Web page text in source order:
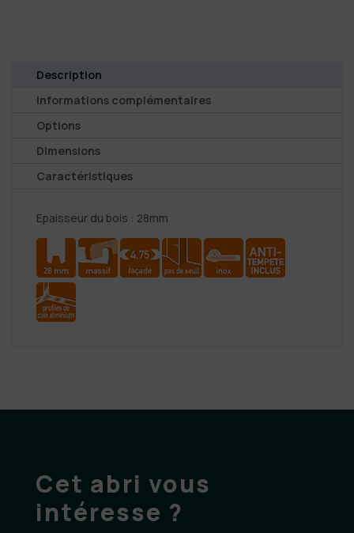
Description
Informations complémentaires
Options
Dimensions
Caractéristiques
Epaisseur du bois : 28mm
Cet abri vous
intéresse ?